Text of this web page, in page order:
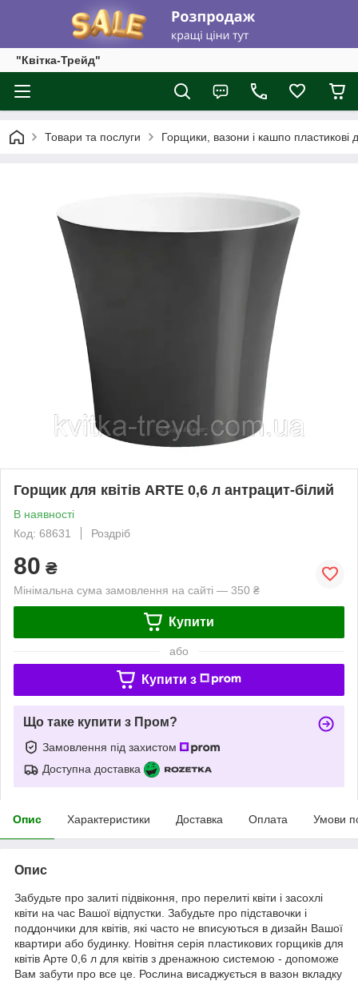
"Квітка-Трейд"
Товари та послуги Горщики, вазони і кашпо пластикові
Горщик для квітів ARTE 0,6 л антрацит-білий
В наявності
Код: 68631
Роздріб
80 ₴
Мінімальна сума замовлення на сайті — 350 ₴
Купити
або
Купити з
Що таке купити з Пром?
Замовлення під захистом
Доступна доставка
Опис Характеристики Доставка Оплата Умови
Опис
Забудьте про залиті підвіконня, про перелиті квіти і засохлі
квіти на час Вашої відпустки. Забудьте про підставочки і
поддончики для квітів, які часто не вписуються в дизайн Вашої
квартири або будинку. Новітня серія пластикових горщиків для
квітів Арте 0,6 л для квітів з дренажною системою - допоможе
Вам забути про все це. Рослина висаджується в вазон вкладку